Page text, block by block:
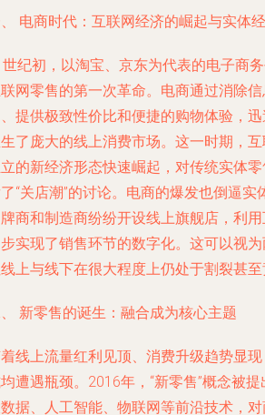
电商时代：互联网经济的崛起与实体
纪初，以淘宝、京东为代表的电子商
网零售的第一次革命。电商通过消除
提供极致性价比和便捷的购物体验，
了庞大的线上消费市场。这一时期，
的新经济形态快速崛起，对传统实体
“关店潮”的讨论。电商的爆发也倒逼实
商和制造商纷纷开设线上旗舰店，利
实现了销售环节的数字化。这可以视
上与线下在很大程度上仍处于割裂甚至
新零售的诞生：融合成为核心主题
线上流量红利见顶、消费升级趋势显
遭遇瓶颈。2016年，“新零售”概念被
据、人工智能、物联网等前沿技术，